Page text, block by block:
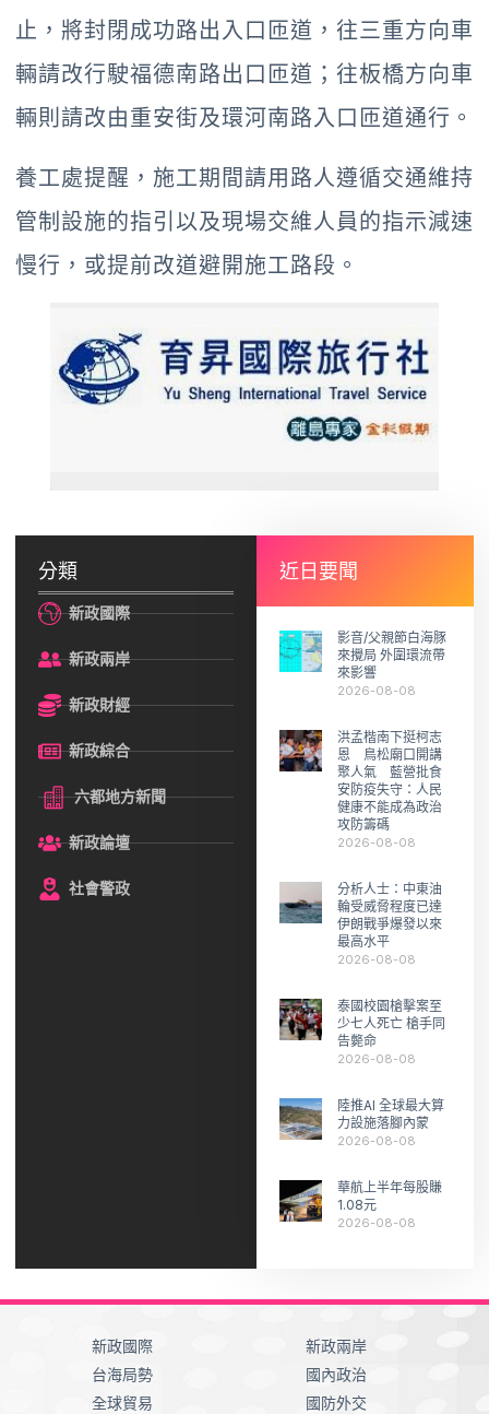
止，將封閉成功路出入口匝道，往三重方向車
輛請改行駛福德南路出口匝道；往板橋方向車
輛則請改由重安街及環河南路入口匝道通行。
養工處提醒，施工期間請用路人遵循交通維持
管制設施的指引以及現場交維人員的指示減速
慢行，或提前改道避開施工路段。
分類
新政國際
新政兩岸
新政財經
新政綜合
六都地方新聞
新政論壇
社會警政
近日要聞
影音/父親節白海豚
來攪局 外圍環流帶
來影響
2026-08-08
洪孟楷南下挺柯志
恩 鳥松廟口開講
聚人氣 藍營批食
安防疫失守：人民
健康不能成為政治
攻防籌碼
2026-08-08
分析人士：中東油
輪受威脅程度已達
伊朗戰爭爆發以來
最高水平
2026-08-08
泰國校園槍擊案至
少七人死亡 槍手同
告斃命
2026-08-08
陸推AI 全球最大算
力設施落腳內蒙
2026-08-08
華航上半年每股賺
1.08元
2026-08-08
新政國際
台海局勢
全球貿易
新政兩岸
國內政治
國防外交